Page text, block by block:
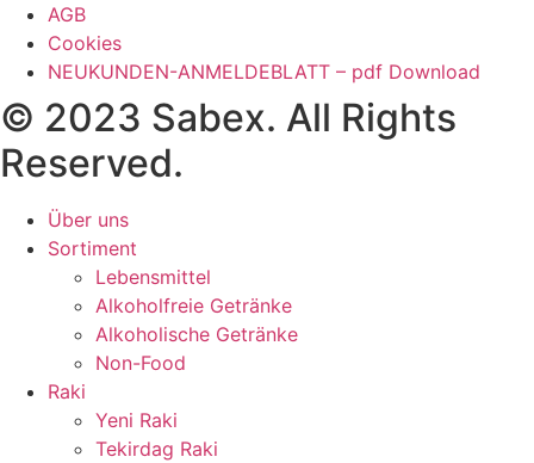
AGB
Cookies
NEUKUNDEN-ANMELDEBLATT – pdf Download
© 2023 Sabex. All Rights
Reserved.
Über uns
Sortiment
Lebensmittel
Alkoholfreie Getränke
Alkoholische Getränke
Non-Food
Raki
Yeni Raki
Tekirdag Raki